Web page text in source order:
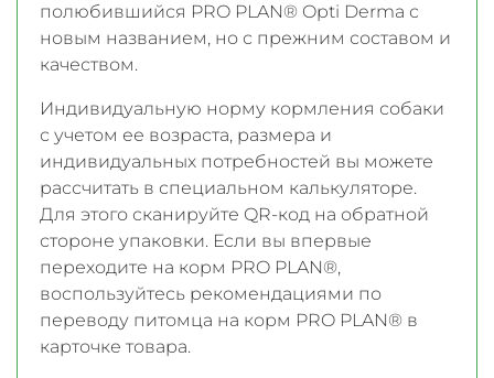
полюбившийся PRO PLAN® Opti Derma с
новым названием, но с прежним составом и
качеством.
Индивидуальную норму кормления собаки
с учетом ее возраста, размера и
индивидуальных потребностей вы можете
рассчитать в специальном калькуляторе.
Для этого сканируйте QR-код на обратной
стороне упаковки. Если вы впервые
переходите на корм PRO PLAN®,
воспользуйтесь рекомендациями по
переводу питомца на корм PRO PLAN® в
карточке товара.